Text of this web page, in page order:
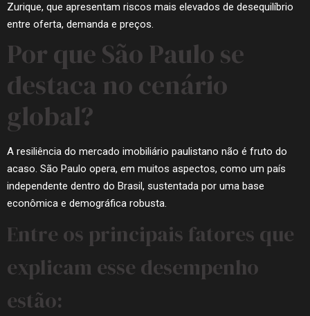
Zurique, que apresentam riscos mais elevados de desequilíbrio
entre oferta, demanda e preços.
Por que São Paulo se
destaca no cenário
global?
A resiliência do mercado imobiliário paulistano não é fruto do
acaso. São Paulo opera, em muitos aspectos, como um país
independente dentro do Brasil, sustentada por uma base
econômica e demográfica robusta.
Entre os principais fatores que
explicam esse desempenho
estão: